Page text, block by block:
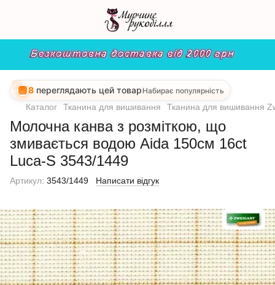
8 переглядають цей товар Набирає популярність
Каталог Тканина для вишивання Тканина для вишивання
Молочна канва з розміткою, що
змивається водою Aida 150см 16ct
Luca-S 3543/1449
Артикул: 3543/1449 Написати відгук